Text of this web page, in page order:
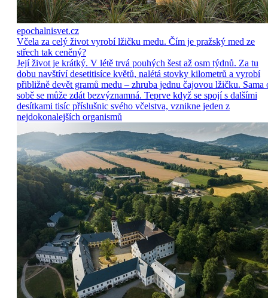
epochalnisvet.cz
Včela za celý život vyrobí lžičku medu. Čím je pražský med ze
střech tak ceněný?
Její život je krátký. V létě trvá pouhých šest až osm týdnů. Za tu
dobu navštíví desetitisíce květů, nalétá stovky kilometrů a vyrobí
přibližně devět gramů medu – zhruba jednu čajovou lžičku. Sama
sobě se může zdát bezvýznamná. Teprve když se spojí s dalšími
desítkami tisíc příslušnic svého včelstva, vznikne jeden z
nejdokonalejších organismů